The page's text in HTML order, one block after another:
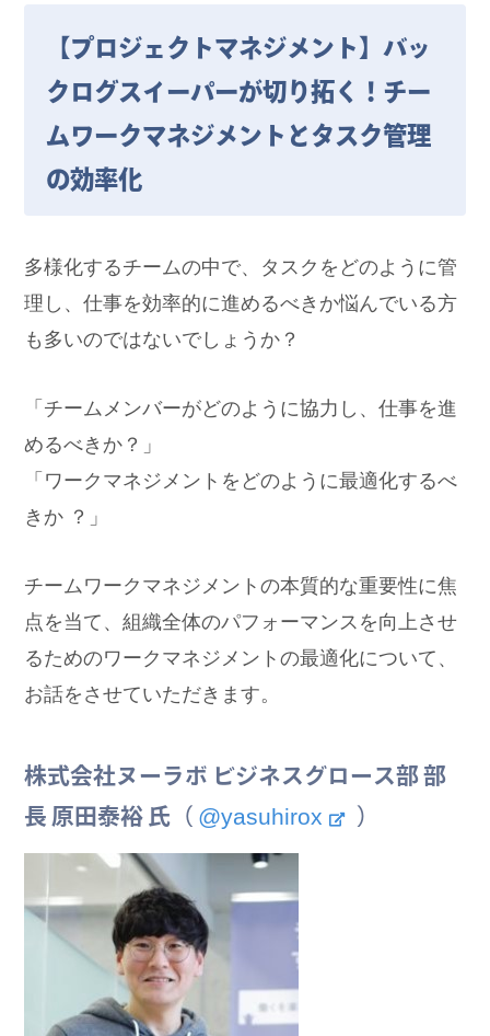
【プロジェクトマネジメント】バッ
クログスイーパーが切り拓く！チー
ムワークマネジメントとタスク管理
の効率化
多様化するチームの中で、タスクをどのように管
理し、仕事を効率的に進めるべきか悩んでいる方
も多いのではないでしょうか？
「チームメンバーがどのように協力し、仕事を進
めるべきか？」
「ワークマネジメントをどのように最適化するべ
きか ？」
チームワークマネジメントの本質的な重要性に焦
点を当て、組織全体のパフォーマンスを向上させ
るためのワークマネジメントの最適化について、
お話をさせていただきます。
株式会社ヌーラボ ビジネスグロース部 部
長 原田泰裕 氏（ @yasuhirox ）